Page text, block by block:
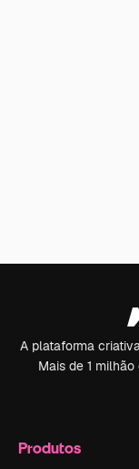
A plataforma
Mais de 1
Produtos